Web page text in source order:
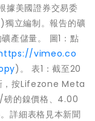
美國證券交易委
立編制。報告的礦
產儲量。 圖1：點
vimeo.co
)。 表1：截至20
，按Lifezone Meta
的鎳價格、4.00
詳細表格見本新聞